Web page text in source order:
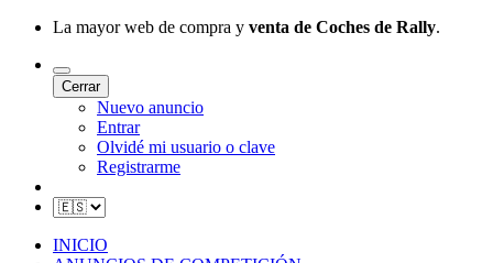
La mayor web de compra y venta de Coches de Rally.
Cerrar
Nuevo anuncio
Entrar
Olvidé mi usuario o clave
Registrarme
INICIO